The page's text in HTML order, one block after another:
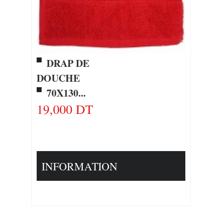
DRAP DE
DOUCHE
70X130...
19,000 DT
INFORMATION